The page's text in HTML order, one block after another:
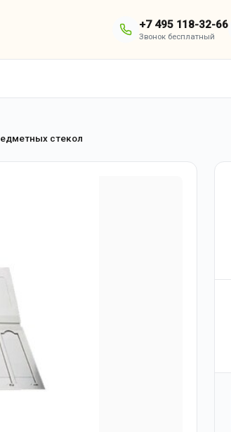
+7 495 118-32-66
Звонок бесплатный
стекол